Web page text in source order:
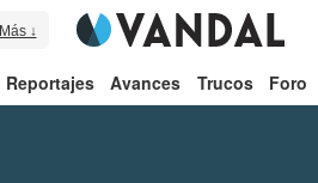
Más ↓
Reportajes Avances Trucos Foro